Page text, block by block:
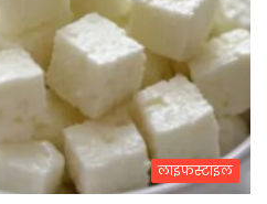
लाइफस्टाइल